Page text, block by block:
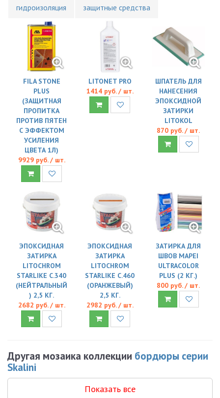
гидроизоляция защитные средства
FILA STONE
PLUS
(ЗАЩИТНАЯ
ПРОПИТКА
ПРОТИВ ПЯТЕН
С ЭФФЕКТОМ
УСИЛЕНИЯ
ЦВЕТА 1Л)
9929 руб. / шт.
LITONET PRO
1414 руб. / шт.
ШПАТЕЛЬ ДЛЯ
НАНЕСЕНИЯ
ЭПОКСИДНОЙ
ЗАТИРКИ
LITOKOL
870 руб. / шт.
ЭПОКСИДНАЯ
ЗАТИРКА
LITOCHROM
STARLIKE C.340
(НЕЙТРАЛЬНЫЙ
) 2,5 КГ.
2682 руб. / шт.
ЭПОКСИДНАЯ
ЗАТИРКА
LITOCHROM
STARLIKE C.460
(ОРАНЖЕВЫЙ)
2,5 КГ.
2982 руб. / шт.
ЗАТИРКА ДЛЯ
ШВОВ MAPEI
ULTRACOLOR
PLUS (2 КГ.)
800 руб. / шт.
Другая мозаика коллекции бордюры серии
Skalini
Показать все